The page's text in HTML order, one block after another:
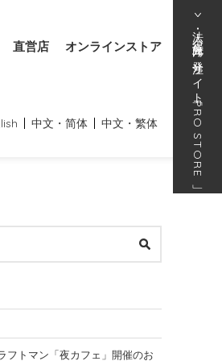
直営店 オンラインストア
中文・简体 中文・繁体
法人･得意先向け発注サイト
PRO STORE
フトマン「夜カフェ」開催のお